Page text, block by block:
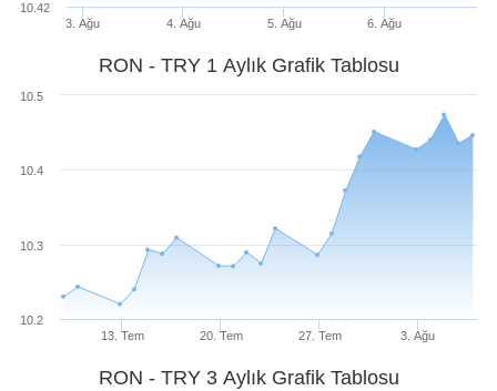
3. Ağu 4. Ağu 5. Ağu 6. Ağu
10.42
RON - TRY 1 Aylık Grafik Tablosu
13. Tem 20. Tem 27. Tem 3. Ağu
10.2
10.3
10.4
10.5
RON - TRY 3 Aylık Grafik Tablosu